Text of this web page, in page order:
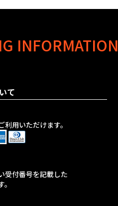
INFORMATION
て
用いただけます。
受付番号を記載した